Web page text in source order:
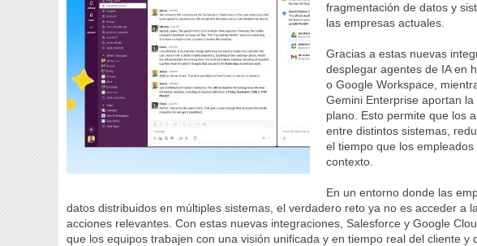
fragmentación de datos y
las empresas actuales.
Gracias a estas nuevas
desplegar agentes de IA en
o Google Workspace,
Gemini Enterprise aportan
plano. Esto permite que los
entre distintos sistemas,
el tiempo que los
contexto.
En un entorno donde las
datos distribuidos en múltiples sistemas, el verdadero reto ya no es acceder a
acciones relevantes. Con estas nuevas integraciones, Salesforce y Google
que los equipos trabajen con una visión unificada y en tiempo real del cliente y